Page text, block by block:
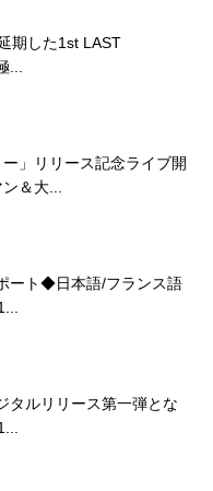
期した1st LAST
ー」リリース記念ライブ開
＆大...
ート◆日本語/フランス語
タルリリース第一弾とな